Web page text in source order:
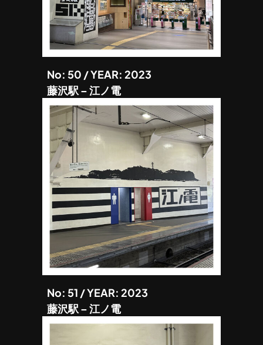
No: 50 / YEAR: 2023
藤沢駅 – 江ノ電
No: 51 / YEAR: 2023
藤沢駅 – 江ノ電